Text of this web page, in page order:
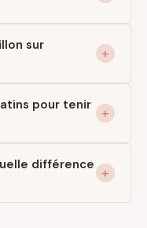
sur
pour tenir
différence